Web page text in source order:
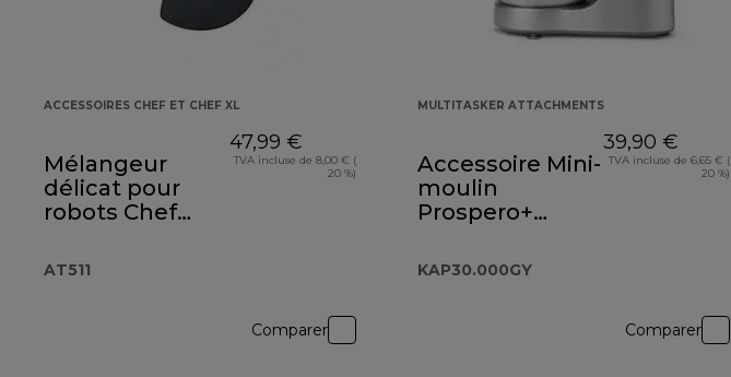
ACCESSOIRES CHEF ET CHEF XL
Mélangeur
délicat pour
robots Chef
AT511
47,99 €
TVA incluse de 8,00 € (
20 %)
Comparer
MULTITASKER ATTACHMENTS
Accessoire Mini-
moulin
Prospero+
KAP30.000GY
39,90 €
TVA incluse de 6,65 € (
20 %)
Comparer